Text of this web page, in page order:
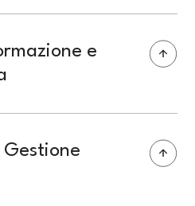
e
Gestione